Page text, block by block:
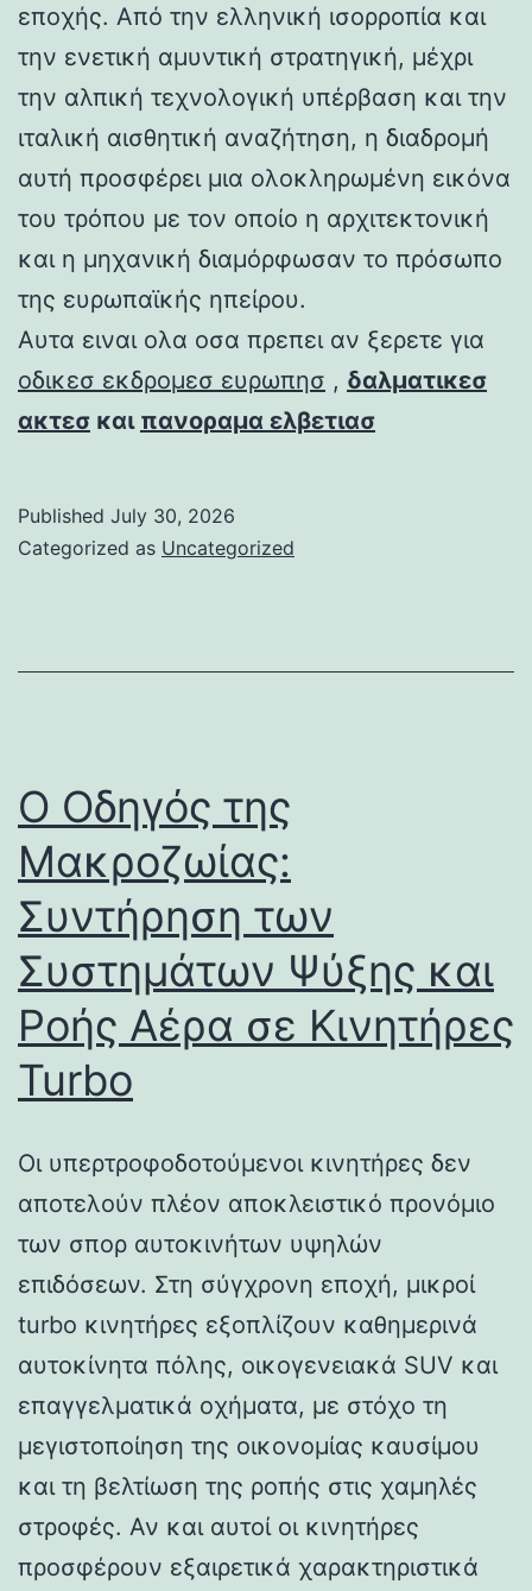
εποχής. Από την ελληνική ισορροπία και
την ενετική αμυντική στρατηγική, μέχρι
την αλπική τεχνολογική υπέρβαση και την
ιταλική αισθητική αναζήτηση, η διαδρομή
αυτή προσφέρει μια ολοκληρωμένη εικόνα
του τρόπου με τον οποίο η αρχιτεκτονική
και η μηχανική διαμόρφωσαν το πρόσωπο
της ευρωπαϊκής ηπείρου.
Αυτα ειναι ολα οσα πρεπει αν ξερετε για
οδικεσ εκδρομεσ ευρωπησ , δαλματικεσ
ακτεσ και πανοραμα ελβετιασ
Published July 30, 2026
Categorized as Uncategorized
Ο Οδηγός της
Μακροζωίας:
Συντήρηση των
Συστημάτων Ψύξης και
Ροής Αέρα σε Κινητήρες
Turbo
Οι υπερτροφοδοτούμενοι κινητήρες δεν
αποτελούν πλέον αποκλειστικό προνόμιο
των σπορ αυτοκινήτων υψηλών
επιδόσεων. Στη σύγχρονη εποχή, μικροί
turbo κινητήρες εξοπλίζουν καθημερινά
αυτοκίνητα πόλης, οικογενειακά SUV και
επαγγελματικά οχήματα, με στόχο τη
μεγιστοποίηση της οικονομίας καυσίμου
και τη βελτίωση της ροπής στις χαμηλές
στροφές. Αν και αυτοί οι κινητήρες
προσφέρουν εξαιρετικά χαρακτηριστικά